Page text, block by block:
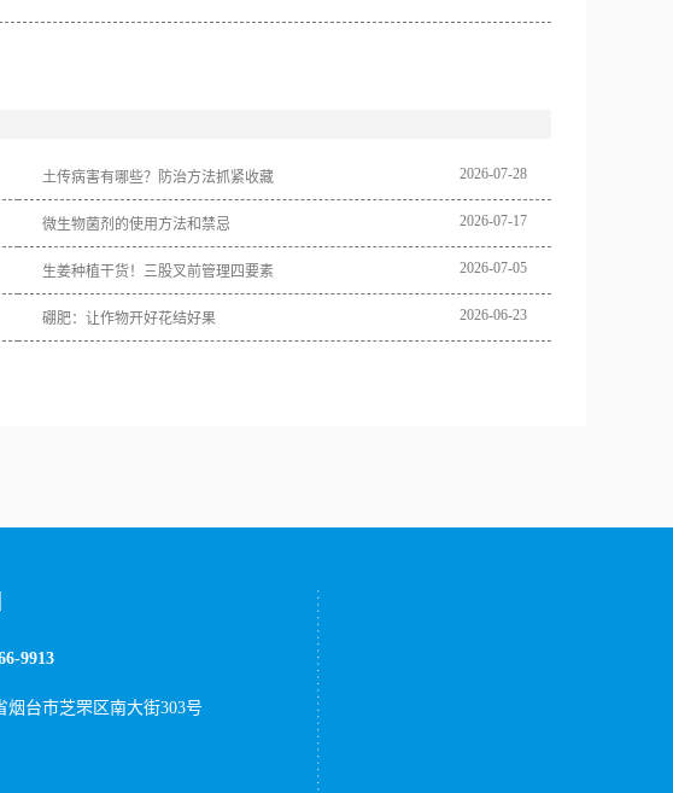
土传病害有哪些？防治方法抓紧收藏 2026-07-28
微生物菌剂的使用方法和禁忌 2026-07-17
生姜种植干货！三股叉前管理四要素 2026-07-05
硼肥：让作物开好花结好果 2026-06-23
9913
烟台市芝罘区南大街303号